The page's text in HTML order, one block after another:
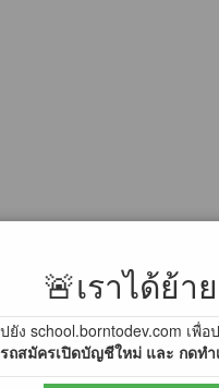
🚨เราได้ย้า
ง school.borntodev.com เ
สมัครเปิดบัญชีใหม่ และ กดทำ